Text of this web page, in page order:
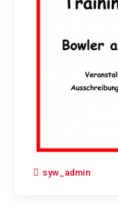
syw_admin